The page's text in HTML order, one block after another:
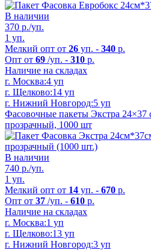
В наличии
370 р./уп.
1 уп.
Мелкий опт от 26 уп. - 340 р.
Опт от 69 /уп. - 310 р.
Наличие на складах
г. Москва:4 уп
г. Щелково:14 уп
г. Нижний Новгород:5 уп
Фасовочные пакеты Экстра
прозрачный, 1000 шт
В наличии
740 р./уп.
1 уп.
Мелкий опт от 14 уп. - 670 р.
Опт от 37 /уп. - 610 р.
Наличие на складах
г. Москва:1 уп
г. Щелково:13 уп
г. Нижний Новгород:3 уп